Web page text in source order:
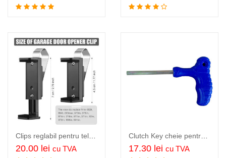
Adauga in cos Adauga in cos
20.00 lei cu TVA 17.30 lei cu TVA